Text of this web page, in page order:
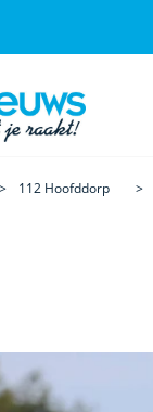
112 Hoofddorp